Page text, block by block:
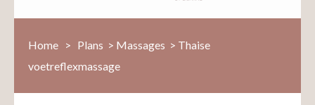
Home > Plans > Massages > Thaise
voetreflexmassage